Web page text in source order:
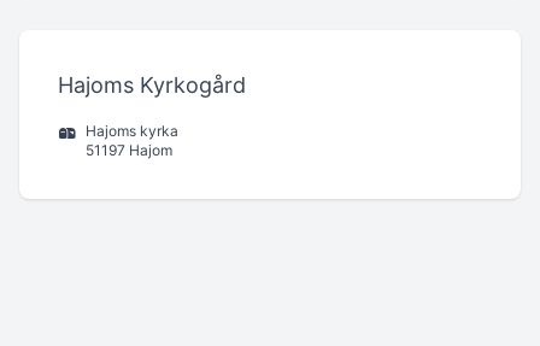
Hajoms Kyrkogård
Hajoms kyrka
51197 Hajom